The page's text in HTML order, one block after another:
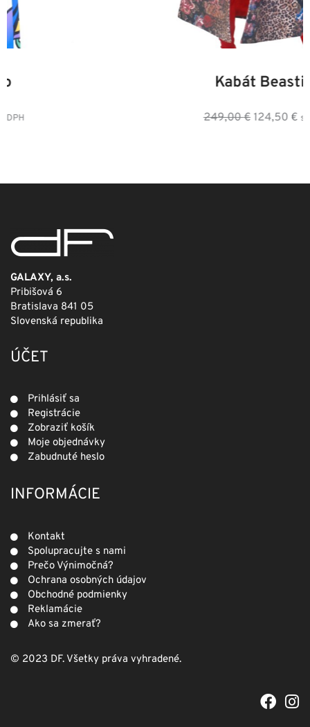
Aktuálna
s DPH
GALAXY, a.s.
Pribišová 6
Bratislava 841 05
Slovenská republika
ÚČET
Prihlásiť sa
Registrácie
Zobraziť košík
Moje objednávky
Zabudnuté heslo
INFORMÁCIE
Kontakt
Spolupracujte s nami
Prečo Výnimočná?
Ochrana osobných údajov
Obchodné podmienky
Reklamácie
Ako sa zmerať?
© 2023 DF. Všetky práva vyhradené.
F
a
I
n